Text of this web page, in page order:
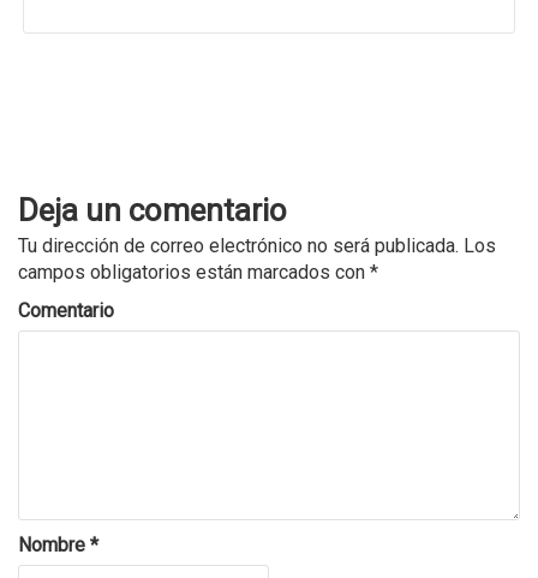
Deja un comentario
Tu dirección de correo electrónico no será publicada. Los
campos obligatorios están marcados con *
Comentario
Nombre *